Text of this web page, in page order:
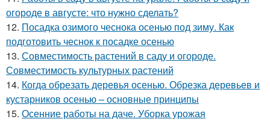
огороде в августе: что нужно сделать?
12. Посадка озимого чеснока осенью под зиму. Как
подготовить чеснок к посадке осенью
13. Совместимость растений в саду и огороде.
Совместимость культурных растений
14. Когда обрезать деревья осенью. Обрезка деревьев и
кустарников осенью – основные принципы
15. Осенние работы на даче. Уборка урожая